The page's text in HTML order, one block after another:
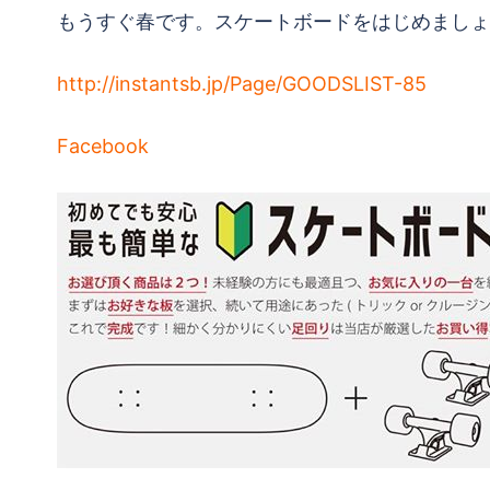
もうすぐ春です。スケートボードをはじめまし
http://instantsb.jp/Page/GOODSLIST-85
Facebook